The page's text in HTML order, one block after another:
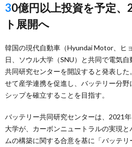
30億円以上投資を予定、22のプロジェク
ト展開へ
韓国の現代自動車（Hyundai Motor、ヒ
日、ソウル大学（SNU）と共同で電気
共同研究センターを開設すると発表した
せて産学連携を促進し、バッテリー分
シップを確立することを目指す。
バッテリー共同研究センターは、2021
大学が、カーボンニュートラルの実現
ムの構築に関する合意を基に「バッテ